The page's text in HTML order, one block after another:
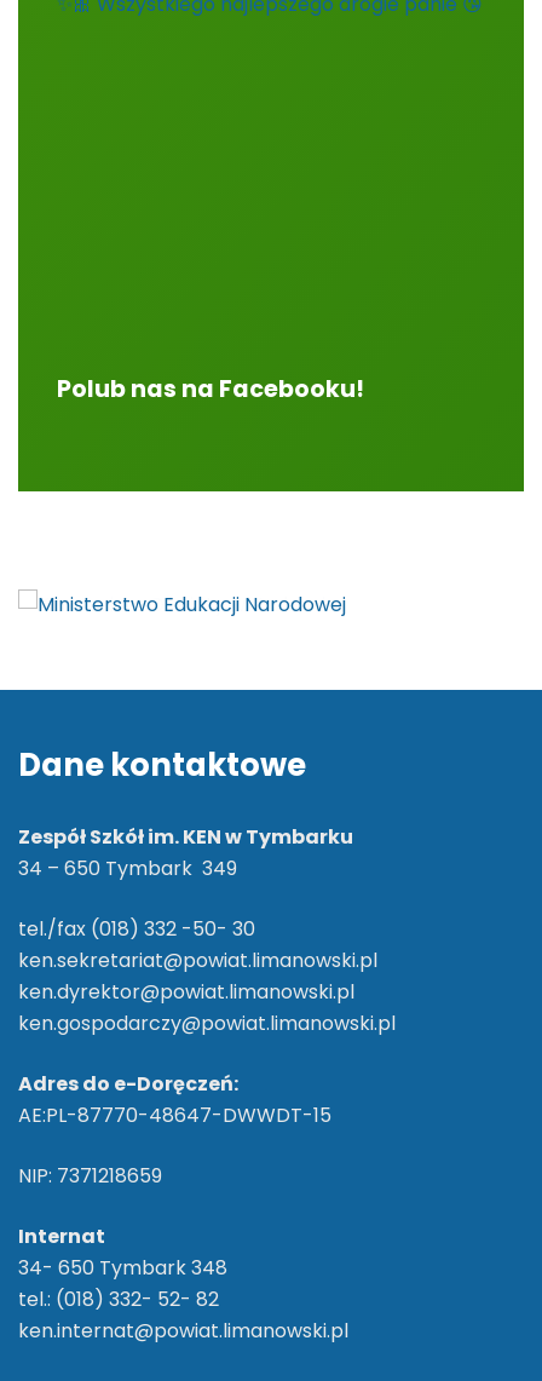
Polub nas na Facebooku!
Dane kontaktowe
Zespół Szkół im. KEN w Tymbarku
34 – 650 Tymbark 349
tel./fax (018) 332 -50- 30
ken.sekretariat@powiat.limanowski.pl
ken.dyrektor@powiat.limanowski.pl
ken.gospodarczy@powiat.limanowski.pl
Adres do e-Doręczeń:
AE:PL-87770-48647-DWWDT-15
NIP: 7371218659
Internat
34- 650 Tymbark 348
tel.: (018) 332- 52- 82
ken.internat@powiat.limanowski.pl